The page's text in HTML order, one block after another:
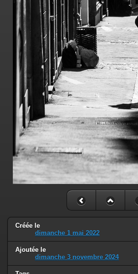
Créée le
dimanche 1 mai 2022
Ajoutée le
dimanche 3 novembre 2024